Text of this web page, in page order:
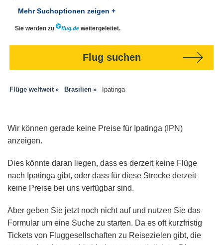
Mehr Suchoptionen zeigen +
Sie werden zu weitergeleitet.
Flug suchen
Flüge weltweit Brasilien Ipatinga
Wir können gerade keine Preise für Ipatinga (IPN)
anzeigen.
Dies könnte daran liegen, dass es derzeit keine Flüge
nach Ipatinga gibt, oder dass für diese Strecke derzeit
keine Preise bei uns verfügbar sind.
Aber geben Sie jetzt noch nicht auf und nutzen Sie das
Formular um eine Suche zu starten. Da es oft kurzfristig
Tickets von Fluggesellschaften zu Reisezielen gibt, die